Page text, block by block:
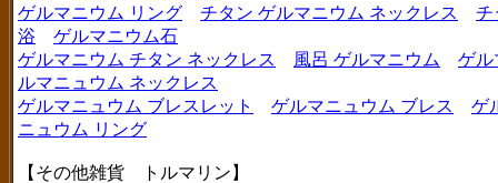
ゲルマニウム リング
チタン ゲルマニウム ネックレス
チ
浴
ゲルマニウム石
ゲルマニウム チタン ネックレス
風呂 ゲルマニウム
ゲル
ルマニュウム ネックレス
ゲルマニュウム ブレスレット
ゲルマニュウム ブレス
ゲ
ニュウム リング
【その他雑貨 トルマリン】